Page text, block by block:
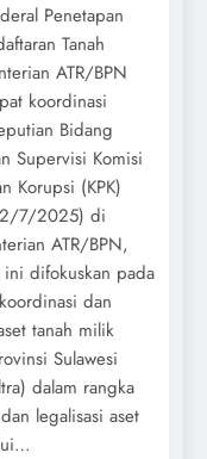
Penetapan
Tanah
ATR/BPN
koordinasi
Bidang
Supervisi Komisi
Korupsi (KPK)
7/2025) di
ATR/BPN,
ini difokuskan pada
dan
tanah milik
Sulawesi
dalam rangka
legalisasi aset